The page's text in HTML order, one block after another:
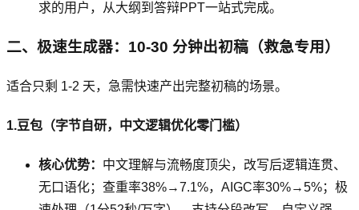
求的用户，从大纲到答辩PPT一站式完成。
二、极速生成器：10-30 分钟出初稿（救急专用）
适合只剩 1-2 天，急需快速产出完整初稿的场景。
1.豆包（字节自研，中文逻辑优化零门槛）
核心优势： 中文理解与流畅度顶尖，改写后逻辑连贯、
无口语化；查重率38%→7.1%，AIGC率30%→5%；极